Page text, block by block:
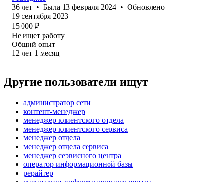
36 лет • Была 13 февраля 2024 • Обновлено
19 сентября 2023
15 000 ₽
Не ищет работу
Общий опыт
12 лет 1 месяц
Другие пользователи ищут
администратор сети
контент-менеджер
менеджер клиентского отдела
менеджер клиентского сервиса
менеджер отдела
менеджер отдела сервиса
менеджер сервисного центра
оператор информационной базы
рерайтер